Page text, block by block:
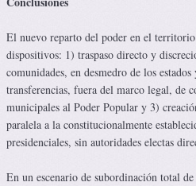
El nuevo reparto del poder en el territorio
dispositivos: 1) traspaso directo y
comunidades, en desmedro de los
transferencias, fuera del marco legal, de
municipales al Poder Popular y 3)
paralela a la constitucionalmente
presidenciales, sin autoridades electas
En un escenario de subordinación total